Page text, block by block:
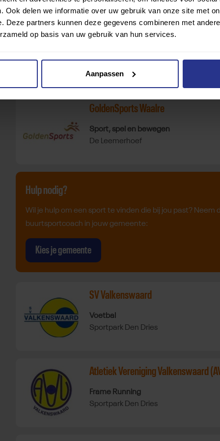
Ook delen we informatie over uw gebruik van onze site met
Deze partners kunnen deze gegevens combineren met
op basis van uw gebruik van hun services.
Aanpassen
Fysio Waalre BeusenFoudraine
Bekijk Wandelen bij Fysiotherapie
Wandelen
Fysio Waalre BeusenFoudraine
Bekijk Pilates bij Fysiotherapie
Pilates
Fysio Waalre BeusenFoudraine
Bekijk sportaanbieder
GoldenSports Waalre
Bekijk sportaanbieder GoldenSports Waalre
Bekijk Sport, spel en bewegen bij
Sport, spel en bewegen
De Leemerhoef
Hulp nodig?
Wil je hulp om een sport te vinden die bij jou past?
buurtsportcoach in jouw gemeente:
Kies je gemeente
Bekijk sportaanbieder
SV Valkenswaard
Bekijk sportaanbieder SV Valkenswaard
Bekijk Voetbal bij SV Valkenswaard in
Voetbal
Sportpark Den Dries
Bekijk sportaanbieder
Atletiek Vereniging Valkenswaard
Bekijk sportaanbieder Atletiek Vereniging Valkenswaard
Bekijk Frame Running bij Atletiek
Frame Running
Sportpark Den Dries